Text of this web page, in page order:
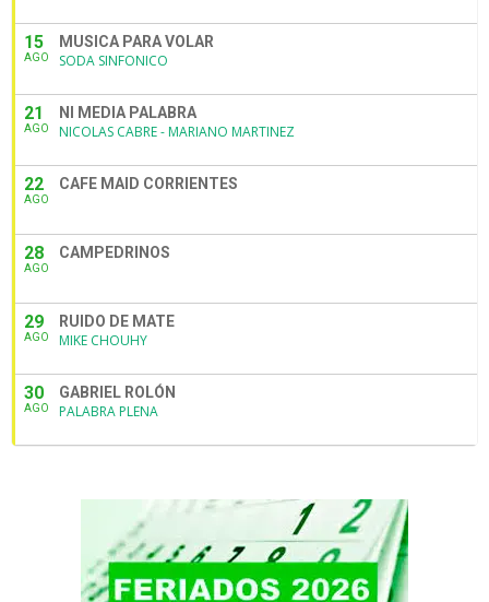
15
AGO
MUSICA PARA VOLAR
SODA SINFONICO
21
AGO
NI MEDIA PALABRA
NICOLAS CABRE - MARIANO MARTINEZ
22
AGO
CAFE MAID CORRIENTES
28
AGO
CAMPEDRINOS
29
AGO
RUIDO DE MATE
MIKE CHOUHY
30
AGO
GABRIEL ROLÓN
PALABRA PLENA